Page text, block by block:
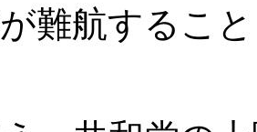
難航するこ